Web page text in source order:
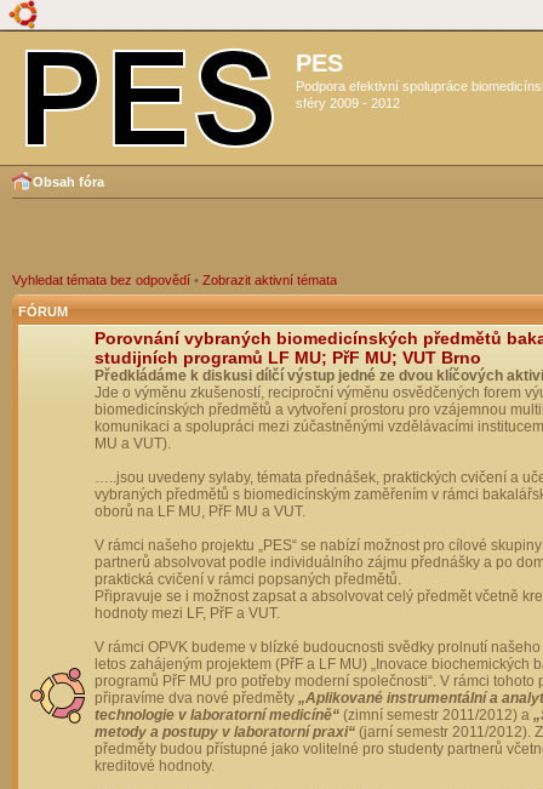
PES
Podpora efektivní spolupráce
sféry 2009 - 2012
Obsah fóra
Vyhledat témata bez odpovědí • Zobrazit aktivní témata
FÓRUM
Porovnání vybraných biomedicínských předmětů
studijních programů LF MU; PřF MU; VUT Brno
Předkládáme k diskusi dílčí výstup jedné ze dvou klíčových
Jde o výměnu zkušeností, reciproční výměnu osvědčených forem
biomedicínských předmětů a vytvoření prostoru pro vzájemnou
komunikaci a spolupráci mezi zúčastněnými vzdělávacími
MU a VUT).
…..jsou uvedeny sylaby, témata přednášek, praktických cvičení a
vybraných předmětů s biomedicínským zaměřením v rámci
oborů na LF MU, PřF MU a VUT.
V rámci našeho projektu „PES“ se nabízí možnost pro cílové
partnerů absolvovat podle individuálního zájmu přednášky a po
praktická cvičení v rámci popsaných předmětů.
Připravuje se i možnost zapsat a absolvovat celý předmět včetně
hodnoty mezi LF, PřF a VUT.
V rámci OPVK budeme v blízké budoucnosti svědky prolnutí
letos zahájeným projektem (PřF a LF MU) „Inovace biochemických
programů PřF MU pro potřeby moderní společnosti“. V rámci tohoto
připravíme dva nové předměty „Aplikované instrumentální a
technologie v laboratorní medicíně“ (zimní semestr 2011/2012) a
metody a postupy v laboratorní praxi“ (jarní semestr 2011/2012).
předměty budou přístupné jako volitelné pro studenty partnerů
kreditové hodnoty.